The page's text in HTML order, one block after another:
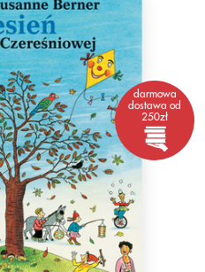
darmowa
dostawa od
250zł